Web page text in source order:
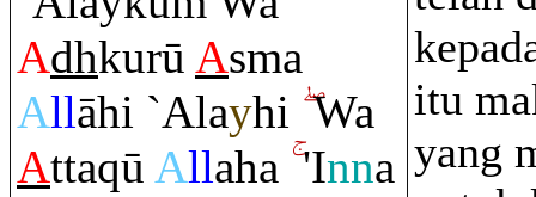
Adhkurū Asma
Allāhi `Alayhi Wa
Attaqū Allaha 'Inna
itu
yang